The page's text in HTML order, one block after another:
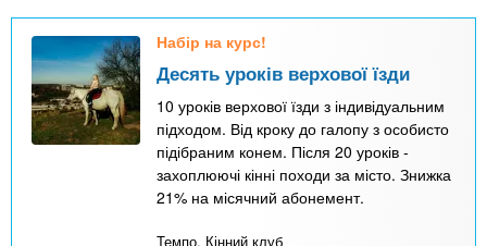
Набір на курс!
Десять уроків верхової їзди
10 уроків верхової їзди з індивідуальним
підходом. Від кроку до галопу з особисто
підібраним конем. Після 20 уроків -
захоплюючі кінні походи за місто. Знижка
21% на місячний абонемент.
Темпо, Кінний клуб